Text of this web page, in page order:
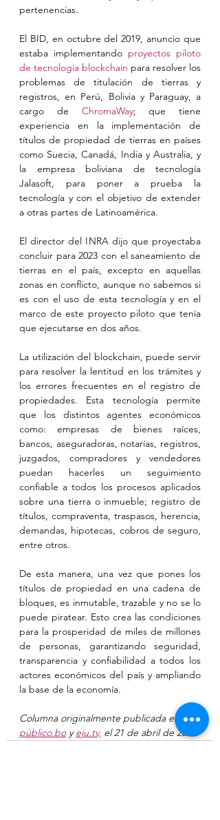
pertenencias.
El BID, en octubre del 2019, anuncio que
estaba implementando proyectos piloto
de tecnología blockchain para resolver los
problemas de titulación de tierras y
registros, en Perú, Bolivia y Paraguay, a
cargo de ChromaWay; que tiene
experiencia en la implementación de
títulos de propiedad de tierras en países
como Suecia, Canadá, India y Australia, y
la empresa boliviana de tecnología
Jalasoft, para poner a prueba la
tecnología y con el objetivo de extender
a otras partes de Latinoamérica.
El director del INRA dijo que proyectaba
concluir para 2023 con el saneamiento de
tierras en el país, excepto en aquellas
zonas en conflicto, aunque no sabemos si
es con el uso de esta tecnología y en el
marco de este proyecto piloto que tenía
que ejecutarse en dos años.
La utilización del blockchain, puede servir
para resolver la lentitud en los trámites y
los errores frecuentes en el registro de
propiedades. Esta tecnología permite
que los distintos agentes económicos
como: empresas de bienes raíces,
bancos, aseguradoras, notarías, registros,
juzgados, compradores y vendedores
puedan hacerles un seguimiento
confiable a todos los procesos aplicados
sobre una tierra o inmueble; registro de
títulos, compraventa, traspasos, herencia,
demandas, hipotecas, cobros de seguro,
entre otros.
De esta manera, una vez que pones los
títulos de propiedad en una cadena de
bloques, es inmutable, trazable y no se lo
puede piratear. Esto crea las condiciones
para la prosperidad de miles de millones
de personas, garantizando seguridad,
transparencia y confiabilidad a todos los
actores económicos del país y ampliando
la base de la economía.
Columna originalmente publicada en
público.bo y eju.tv, el 21 de abril de 2022 .